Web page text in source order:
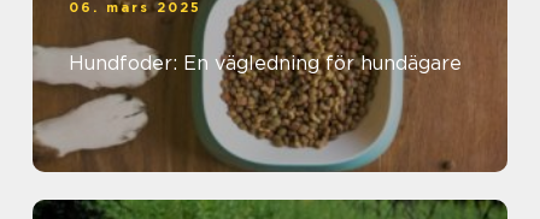
06. mars 2025
Hundfoder: En vägledning för hundägare